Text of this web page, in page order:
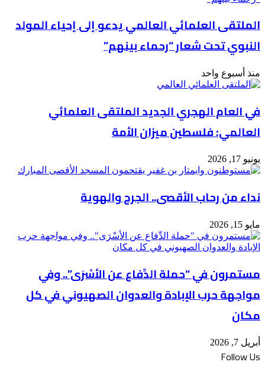
الملتقى العلمائي العالمي يدعو إلى إحياء المولد
النبوي تحت شعار “رحماء بينهم”
منذ أسبوع واحد
في العام الهجري الجديد الملتقى العلمائي
العالمي: فلسطين ميزان الأمة
يونيو 17, 2026
نداء من رحاب الأقصى.. الجرح والهوية
مايو 15, 2026
مستمرون في “حملة الدِّفاع عن الأسْرَى”.. وفي
مواجهة حرب الإبادة والعدوان الصهيوني في كل
مكان
أبريل 7, 2026
Follow Us